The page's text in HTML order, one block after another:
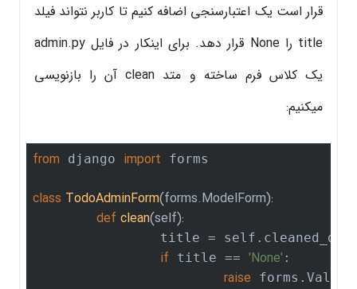
قرار است یک اعتبارسنجی اضافه کنیم تا کاربر نتواند فیلد
title را None قرار دهد. برای اینکار در فایل admin.py
یک کلاس فرم ساخته و متد clean آن را بازنویسی
میکنیم:
from django import forms
class TodoAdminForm(forms.ModelForm):
def clean(self):
title =
if title == 'None' :
raise